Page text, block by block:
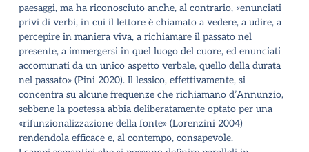
paesaggi, ma ha riconosciuto anche, al contrario, «enunciati
privi di verbi, in cui il lettore è chiamato a vedere, a udire, a
percepire in maniera viva, a richiamare il passato nel
presente, a immergersi in quel luogo del cuore, ed enunciati
accomunati da un unico aspetto verbale, quello della durata
nel passato» (Pini 2020). Il lessico, effettivamente, si
concentra su alcune frequenze che richiamano d’Annunzio,
sebbene la poetessa abbia deliberatamente optato per una
«rifunzionalizzazione della fonte» (Lorenzini 2004)
rendendola efficace e, al contempo, consapevole.